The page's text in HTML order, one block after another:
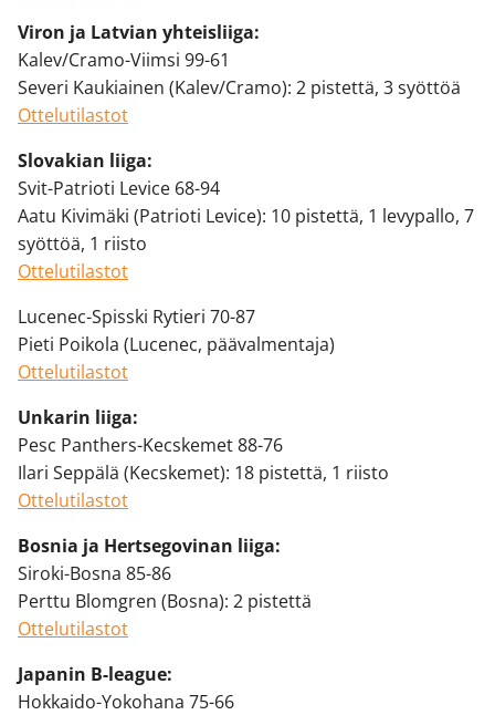
Viron ja Latvian yhteisliiga:
Kalev/Cramo-Viimsi 99-61
Severi Kaukiainen (Kalev/Cramo): 2 pistettä, 3 syöttöä
Ottelutilastot
Slovakian liiga:
Svit-Patrioti Levice 68-94
Aatu Kivimäki (Patrioti Levice): 10 pistettä, 1 levypallo, 7
syöttöä, 1 riisto
Ottelutilastot
Lucenec-Spisski Rytieri 70-87
Pieti Poikola (Lucenec, päävalmentaja)
Ottelutilastot
Unkarin liiga:
Pesc Panthers-Kecskemet 88-76
Ilari Seppälä (Kecskemet): 18 pistettä, 1 riisto
Ottelutilastot
Bosnia ja Hertsegovinan liiga:
Siroki-Bosna 85-86
Perttu Blomgren (Bosna): 2 pistettä
Ottelutilastot
Japanin B-league:
Hokkaido-Yokohana 75-66